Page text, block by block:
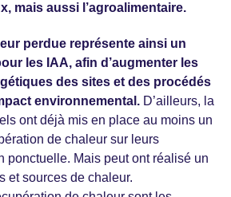
mais aussi l’agroalimentaire.
perdue représente ainsi un
les IAA, afin d’augmenter les
des sites et des procédés
environnemental. D’ailleurs, la
ont déjà mis en place au moins un
de chaleur sur leurs
ponctuelle. Mais peut ont réalisé un
et sources de chaleur.